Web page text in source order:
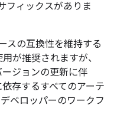
フィックスがありま
スの互換性を維持する
が推奨されますが、
ジョンの更新に伴
存するすべてのアーテ
ベロッパーのワークフ